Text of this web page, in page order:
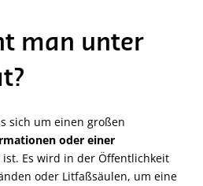
man unter
sich um einen großen
oder einer
ist. Es wird in der Öffentlichkeit
oder Litfaßsäulen, um eine